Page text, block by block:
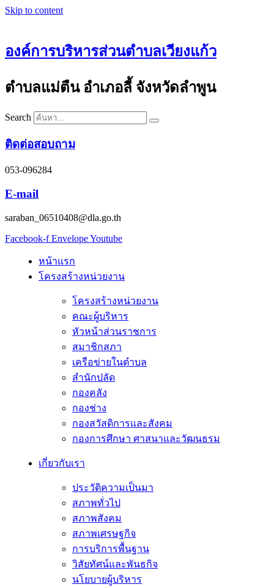
Skip to content
องค์การบริหารส่วนตำบลเวียงแก้ว
ตำบลแม่ตืน อำเภอลี้ จังหวัดลำพูน
Search
ติดต่อสอบถาม
053-096284
E-mail
saraban_06510408@dla.go.th
Facebook-f EnvelopeYoutube
หน้าแรก
โครงสร้างหน่วยงาน
โครงสร้างหน่วยงาน
คณะผู้บริหาร
หัวหน้าส่วนราชการ
สมาชิกสภา
เครือข่ายในตำบล
สำนักปลัด
กองคลัง
กองช่าง
กองสวัสดิการและสังคม
กองการศึกษา ศาสนาและวัฒนธรม
เกี่ยวกับเรา
ประวัติความเป็นมา
สภาพทั่วไป
สภาพสังคม
สภาพเศรษฐกิจ
การบริการพื้นฐาน
วิสัยทัศน์และพันธกิจ
นโยบายผู้บริหาร